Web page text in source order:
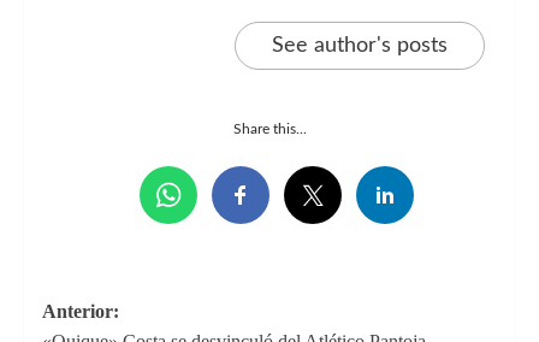
See author's posts
Share this...
Navegación
Anterior: